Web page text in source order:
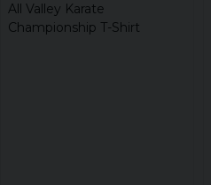
All Valley Karate
Championship T-Shirt